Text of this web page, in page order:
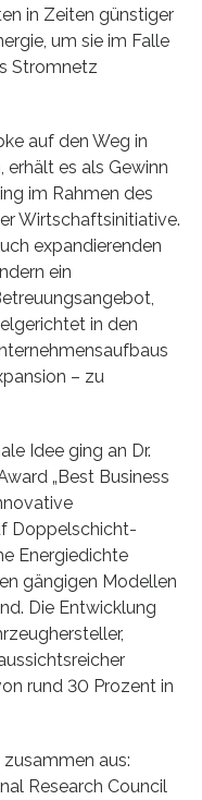
in Zeiten günstiger
um sie im Falle
Stromnetz
auf den Weg in
es als Gewinn
im Rahmen des
Wirtschaftsinitiative.
expandierenden
ein
in den
– zu
Idee ging an Dr.
„Best Business
Doppelschicht-
Energiedichte
gängigen Modellen
Die Entwicklung
rund 30 Prozent in
aus:
Research Council